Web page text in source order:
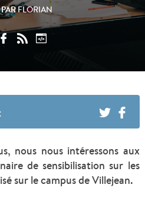
FLORIAN
nous nous intéressons aux
de sensibilisation sur les
sur le campus de Villejean.